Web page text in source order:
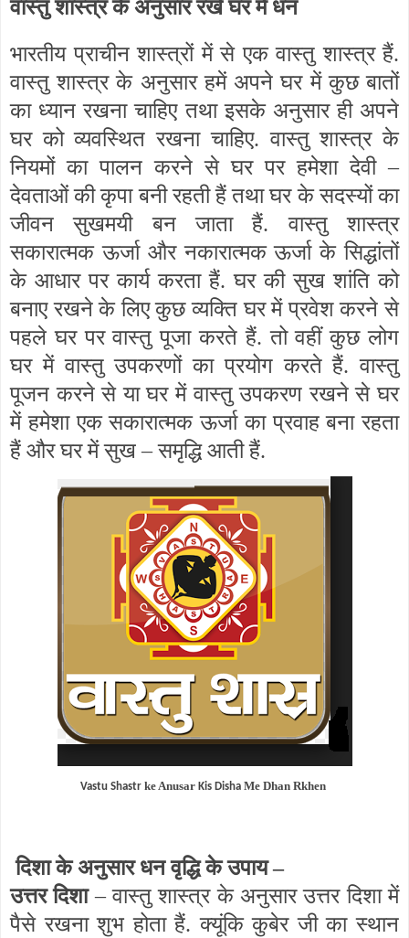
वास्तु शास्त्र के अनुसार रखें घर में धन
भारतीय प्राचीन शास्त्रों में से एक वास्तु शास्त्र हैं.
वास्तु शास्त्र के अनुसार हमें अपने घर में कुछ बातों
का ध्यान रखना चाहिए तथा इसके अनुसार ही अपने
घर को व्यवस्थित रखना चाहिए. वास्तु शास्त्र के
नियमों का पालन करने से घर पर हमेशा देवी –
देवताओं की कृपा बनी रहती हैं तथा घर के सदस्यों का
जीवन सुखमयी बन जाता हैं. वास्तु शास्त्र
सकारात्मक ऊर्जा और नकारात्मक ऊर्जा के सिद्धांतों
के आधार पर कार्य करता हैं. घर की सुख शांति को
बनाए रखने के लिए कुछ व्यक्ति घर में प्रवेश करने से
पहले घर पर वास्तु पूजा करते हैं. तो वहीं कुछ लोग
घर में वास्तु उपकरणों का प्रयोग करते हैं. वास्तु
पूजन करने से या घर में वास्तु उपकरण रखने से घर
में हमेशा एक सकारात्मक ऊर्जा का प्रवाह बना रहता
हैं और घर में सुख – समृद्धि आती हैं.
Vastu Shastr ke Anusar Kis Disha Me Dhan Rkhen
दिशा के अनुसार धन वृद्धि के उपाय –
उत्तर दिशा– वास्तु शास्त्र के अनुसार उत्तर दिशा में
पैसे रखना शुभ होता हैं. क्यूंकि कुबेर जी का स्थान